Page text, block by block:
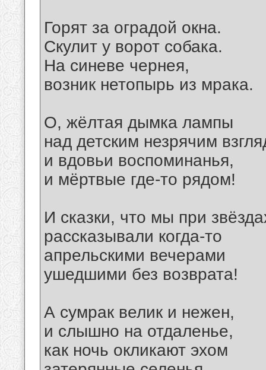
Горят за оградой окна.
Скулит у ворот собака.
На синеве чернея,
возник нетопырь из мрака.
О, жёлтая дымка лампы
над детским незрячим
и вдовьи воспоминанья,
и мёртвые где-то рядом!
И сказки, что мы при
рассказывали когда-то
апрельскими вечерами
ушедшими без возврата!
А сумрак велик и нежен,
и слышно на отдаленье,
как ночь окликают эхом